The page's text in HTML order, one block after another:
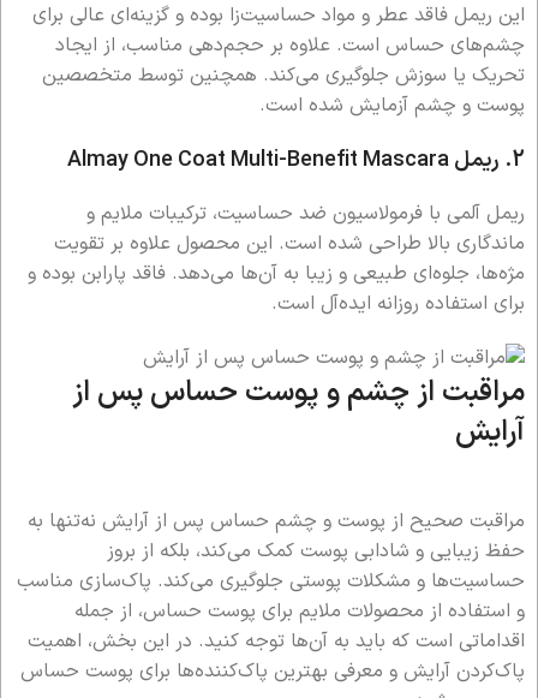
این ریمل فاقد عطر و مواد حساسیت‌زا بوده و گزینه‌ای عالی برای
چشم‌های حساس است. علاوه بر حجم‌دهی مناسب، از ایجاد
تحریک یا سوزش جلوگیری می‌کند. همچنین توسط متخصصین
پوست و چشم آزمایش شده است.
2. ریمل Almay One Coat Multi-Benefit Mascara
ریمل آلمی با فرمولاسیون ضد حساسیت، ترکیبات ملایم و
ماندگاری بالا طراحی شده است. این محصول علاوه بر تقویت
مژه‌ها، جلوه‌ای طبیعی و زیبا به آن‌ها می‌دهد. فاقد پارابن بوده و
برای استفاده روزانه ایده‌آل است.
مراقبت از چشم و پوست حساس پس از
آرایش
مراقبت صحیح از پوست و چشم حساس پس از آرایش نه‌تنها به
حفظ زیبایی و شادابی پوست کمک می‌کند، بلکه از بروز
حساسیت‌ها و مشکلات پوستی جلوگیری می‌کند. پاک‌سازی مناسب
و استفاده از محصولات ملایم برای پوست حساس، از جمله
اقداماتی است که باید به آن‌ها توجه کنید. در این بخش، اهمیت
پاک‌کردن آرایش و معرفی بهترین پاک‌کننده‌ها برای پوست حساس